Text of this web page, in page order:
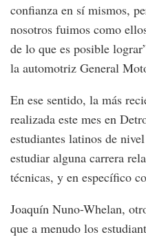
confianza en sí mismos,
nosotros fuimos como
de lo que es posible
la automotriz General
En ese sentido, la más
realizada este mes en
estudiantes latinos de
estudiar alguna carrera
técnicas, y en específico
Joaquín Nuno-Whelan,
que a menudo los